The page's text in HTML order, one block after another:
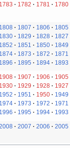
1780
1781
1782
1783
1805
1806
1807
1808
1827
1828
1829
1830
1849
1850
1851
1852
1871
1872
1873
1874
1893
1894
1895
1896
1905
1906
1907
1908
1927
1928
1929
1930
1949
1950
1951
1952
1971
1972
1973
1974
1993
1994
1995
1996
2005
2006
2007